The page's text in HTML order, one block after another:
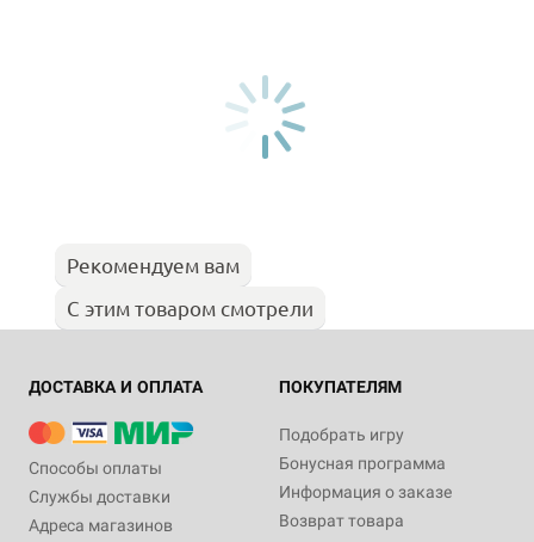
Рекомендуем вам
С этим товаром смотрели
ДОСТАВКА И ОПЛАТА
Способы оплаты
Службы доставки
Адреса магазинов
ПОКУПАТЕЛЯМ
Подобрать игру
Бонусная программа
Информация о заказе
Возврат товара